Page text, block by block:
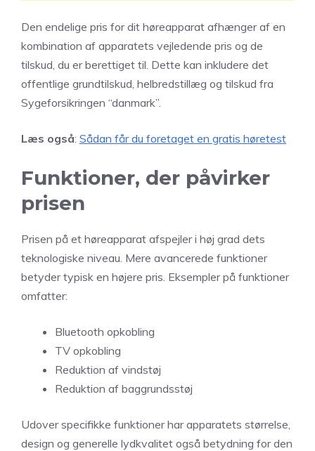
Den endelige pris for dit høreapparat afhænger af en
kombination af apparatets vejledende pris og de
tilskud, du er berettiget til. Dette kan inkludere det
offentlige grundtilskud, helbredstillæg og tilskud fra
Sygeforsikringen “danmark”.
Læs også: Sådan får du foretaget en gratis høretest
Funktioner, der påvirker
prisen
Prisen på et høreapparat afspejler i høj grad dets
teknologiske niveau. Mere avancerede funktioner
betyder typisk en højere pris. Eksempler på funktioner
omfatter:
Bluetooth opkobling
TV opkobling
Reduktion af vindstøj
Reduktion af baggrundsstøj
Udover specifikke funktioner har apparatets størrelse,
design og generelle lydkvalitet også betydning for den